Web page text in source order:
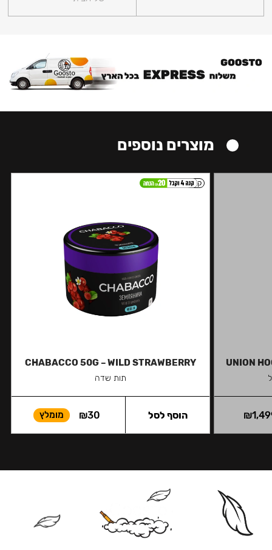
מוצרים נוספים
UNION
₪
קל
CHABACCO 50G – WILD STRAWBERRY
תות שדה
₪30 מומלץ הוסף לסל